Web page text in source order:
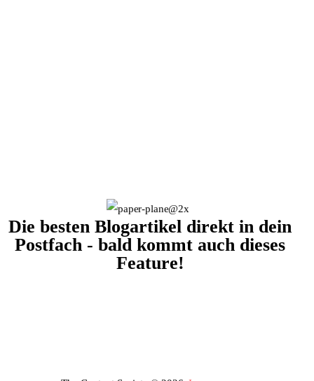
Die besten Blogartikel direkt in dein
Postfach - bald kommt auch dieses
Feature!